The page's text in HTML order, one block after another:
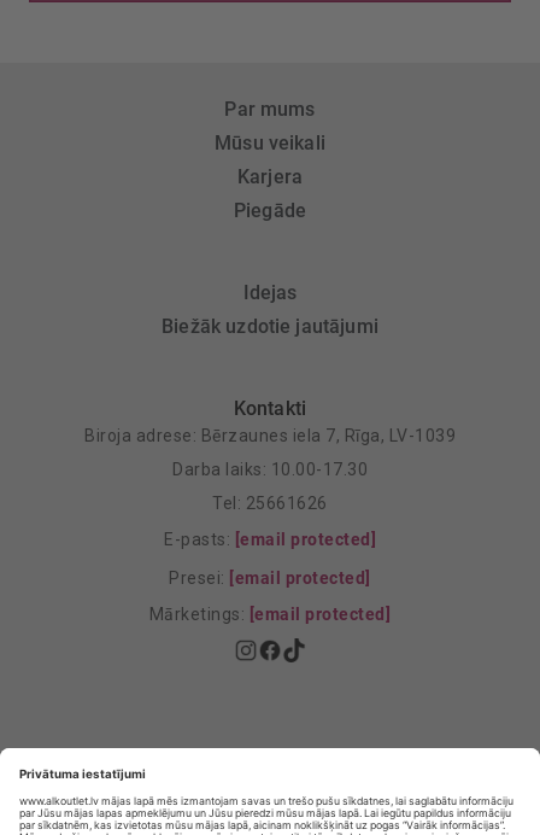
Par mums
Mūsu veikali
Karjera
Piegāde
Idejas
Biežāk uzdotie jautājumi
Kontakti
Biroja adrese: Bērzaunes iela 7, Rīga, LV-1039
Darba laiks: 10.00-17.30
Tel: 25661626
E-pasts: [email protected]
Presei: [email protected]
Mārketings: [email protected]
Privātuma Iestatījumi
E-veikala lietošanas noteikumi